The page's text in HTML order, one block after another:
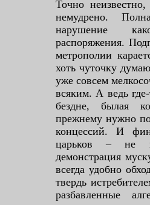
Точно
немудрено.
нарушение
распоряжения.
метрополии
хоть чуточку
уже совсем
всяким. А ведь
бездне, былая
прежнему нужно
концессий. И
царьков – не
демонстрация
всегда удобно
твердь
разбавленные